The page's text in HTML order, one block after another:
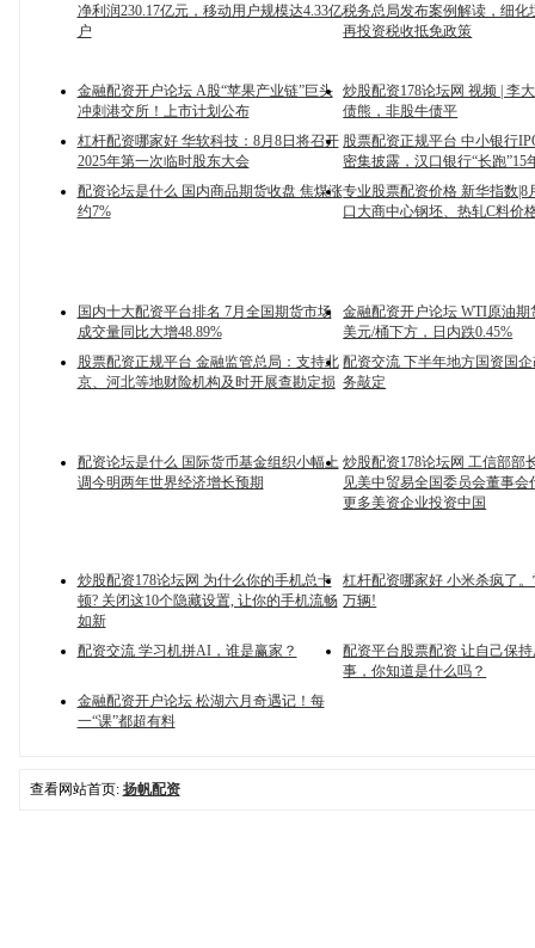
净利润230.17亿元，移动用户规模达4.33亿
户
税务总局发布案例解读，细化
再投资税收抵免政策
金融配资开户论坛 A股“苹果产业链”巨头
冲刺港交所！上市计划公布
炒股配资178论坛网 视频 | 李
债熊，非股牛债平
杠杆配资哪家好 华软科技：8月8日将召开
2025年第一次临时股东大会
股票配资正规平台 中小银行
密集披露，汉口银行“长跑”15
配资论坛是什么 国内商品期货收盘 焦煤涨
约7%
专业股票配资价格 新华指数|8
口大商中心钢坯、热轧C料价
国内十大配资平台排名 7月全国期货市场
成交量同比大增48.89%
金融配资开户论坛 WTI原油期
美元/桶下方，日内跌0.45%
股票配资正规平台 金融监管总局：支持北
京、河北等地财险机构及时开展查勘定损
配资交流 下半年地方国资国
务敲定
配资论坛是什么 国际货币基金组织小幅上
调今明两年世界经济增长预期
炒股配资178论坛网 工信部部
见美中贸易全国委员会董事会
更多美资企业投资中国
炒股配资178论坛网 为什么你的手机总卡
顿? 关闭这10个隐藏设置, 让你的手机流畅
如新
杠杆配资哪家好 小米杀疯了
万辆!
配资交流 学习机拼AI，谁是赢家？
配资平台股票配资 让自己保
事，你知道是什么吗？
金融配资开户论坛 松湖六月奇遇记！每
一“课”都超有料
查看网站首页: 扬帆配资